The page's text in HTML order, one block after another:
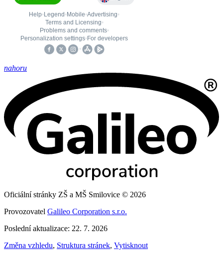
nahoru
Oficiální stránky ZŠ a MŠ Smilovice © 2026
Provozovatel Galileo Corporation s.r.o.
Poslední aktualizace: 22. 7. 2026
Změna vzhledu, Struktura stránek, Vytisknout